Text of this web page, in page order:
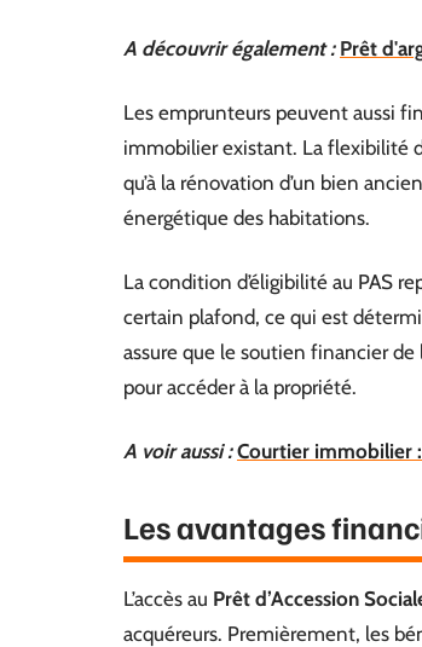
A découvrir également : Prêt
Les emprunteurs peuvent aussi
immobilier existant. La flexibilité
qu’à la rénovation d’un bien
énergétique des habitations.
La condition d’éligibilité au PAS
certain plafond, ce qui est
assure que le soutien financier
pour accéder à la propriété.
A voir aussi : Courtier immobilier
Les avantages
L’accès au Prêt d’Accession
acquéreurs. Premièrement, les